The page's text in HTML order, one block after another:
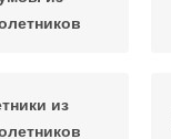
из